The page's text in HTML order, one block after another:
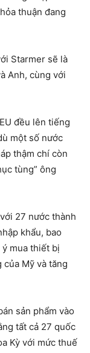
thuận đang
Starmer sẽ là
Anh, cùng với
đều lên tiếng
một số nước
thậm chí còn
tùng” ông
27 nước thành
khẩu, bao
mua thiết bị
của Mỹ và tăng
sản phẩm vào
tất cả 27 quốc
Kỳ với mức thuế